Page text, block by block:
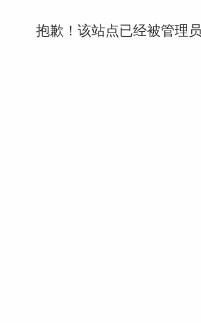
抱歉！该站点已经被管理